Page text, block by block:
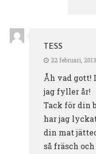
TESS
22 februari,
Åh vad gott!
jag fyller år!
Tack för din
har jag
din mat
så fräsch